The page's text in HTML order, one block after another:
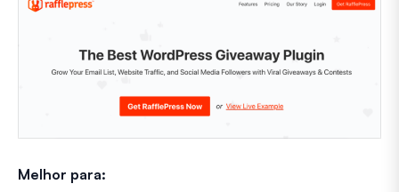
Melhor para: